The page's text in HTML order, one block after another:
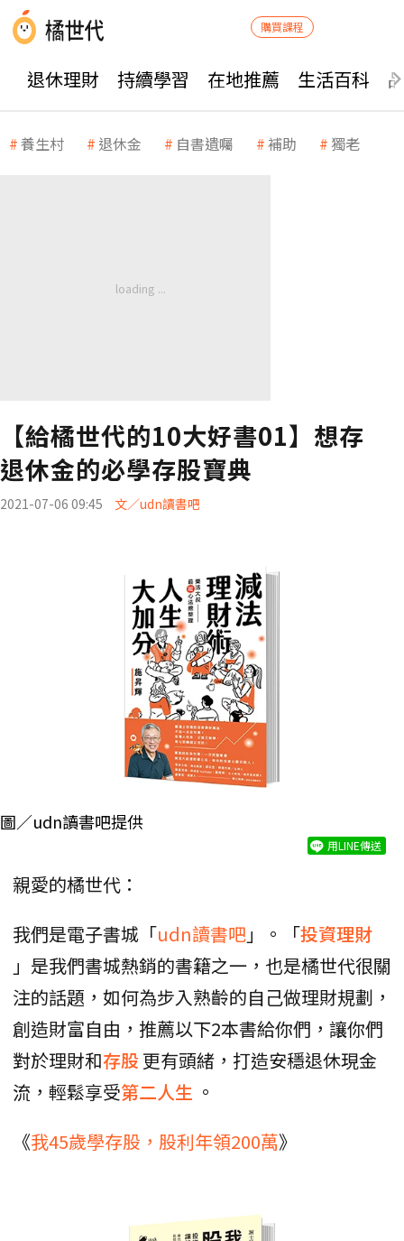
購買課程
退休理財 持續學習 在地推薦 生活百科
養生村 退休金 自書遺囑 補助 獨老
【給橘世代的10大好書01】想存
退休金的必學存股寶典
2021-07-06 09:45 文／udn讀書吧
圖／udn讀書吧提供
用LINE傳送
親愛的橘世代：
我們是電子書城「udn讀書吧」。「投資理財
」是我們書城熱銷的書籍之一，也是橘世代很關
注的話題，如何為步入熟齡的自己做理財規劃，
創造財富自由，推薦以下2本書給你們，讓你們
對於理財和存股更有頭緒，打造安穩退休現金
流，輕鬆享受第二人生 。
《我45歲學存股，股利年領200萬》